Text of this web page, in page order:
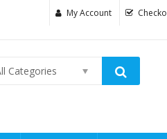
My Account
Categories